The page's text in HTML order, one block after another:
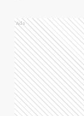
Ads